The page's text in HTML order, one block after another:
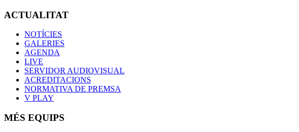
ACTUALITAT
NOTÍCIES
GALERIES
AGENDA
LIVE
SERVIDOR AUDIOVISUAL
ACREDITACIONS
NORMATIVA DE PREMSA
V PLAY
MÉS EQUIPS